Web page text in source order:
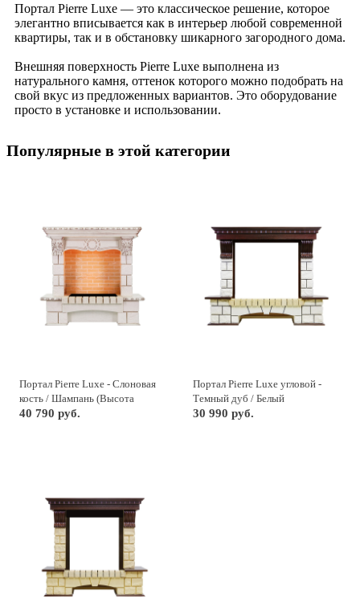
Портал Pierre Luxe — это классическое решение, которое
элегантно вписывается как в интерьер любой современной
квартиры, так и в обстановку шикарного загородного дома.
Внешняя поверхность Pierre Luxe выполнена из
натурального камня, оттенок которого можно подобрать на
свой вкус из предложенных вариантов. Это оборудование
просто в установке и использовании.
Популярные в этой категории
Портал Pierre Luxe - Слоновая
кость / Шампань (Высота
1035мм)
40 790 руб.
Портал Pierre Luxe угловой -
Темный дуб / Белый
30 990 руб.